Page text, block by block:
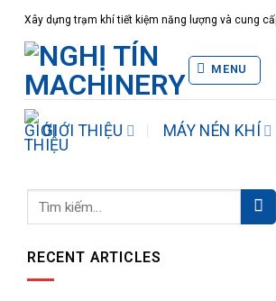
dung
Xây dựng trạm khí tiết kiệm năng lượng và cung
MENU
GIỚI THIỆU MÁY NÉN KHÍ
RECENT ARTICLES